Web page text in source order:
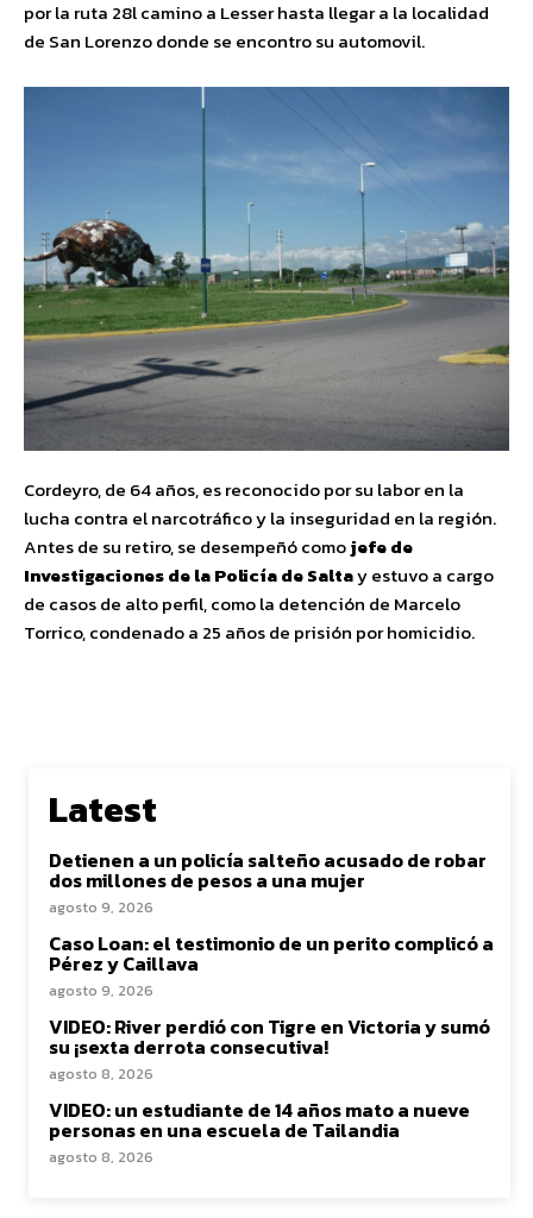
por la ruta 28l camino a Lesser hasta llegar a la localidad
de San Lorenzo donde se encontro su automovil.
Cordeyro, de 64 años, es reconocido por su labor en la
lucha contra el narcotráfico y la inseguridad en la región.
Antes de su retiro, se desempeñó comojefe de
Investigaciones de la Policía de Saltay estuvo a cargo
de casos de alto perfil, como la detención de Marcelo
Torrico, condenado a 25 años de prisión por homicidio.
Latest
Detienen a un policía salteño acusado de robar
dos millones de pesos a una mujer
agosto 9, 2026
Caso Loan: el testimonio de un perito complicó a
Pérez y Caillava
agosto 9, 2026
VIDEO: River perdió con Tigre en Victoria y sumó
su ¡sexta derrota consecutiva!
agosto 8, 2026
VIDEO: un estudiante de 14 años mato a nueve
personas en una escuela de Tailandia
agosto 8, 2026